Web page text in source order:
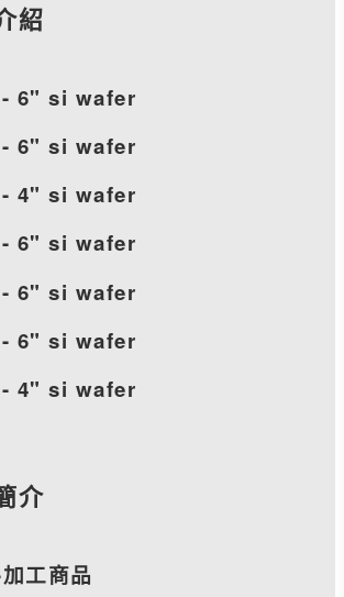
紹
- 6" si wafer
- 6" si wafer
- 4" si wafer
- 6" si wafer
- 6" si wafer
- 6" si wafer
- 4" si wafer
介
工商品